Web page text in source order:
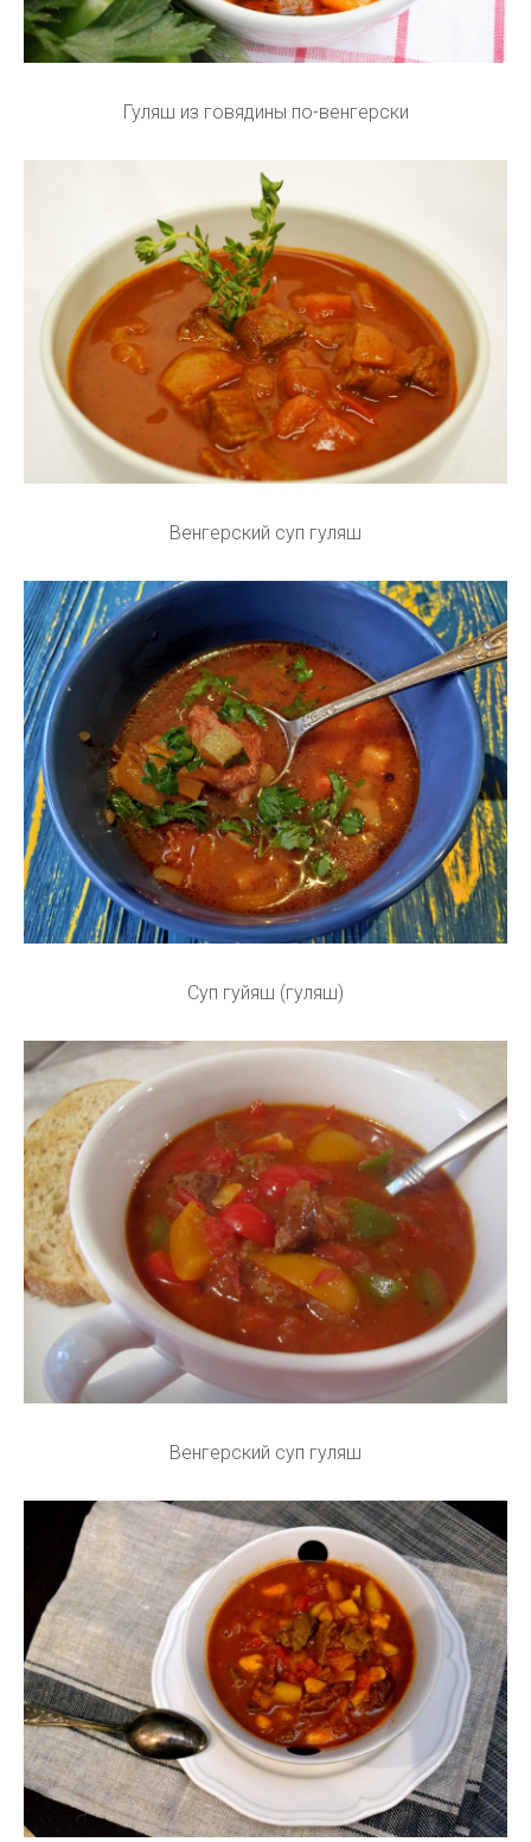
Гуляш из говядины по-венгерски
Венгерский суп гуляш
Суп гуйяш (гуляш)
Венгерский суп гуляш